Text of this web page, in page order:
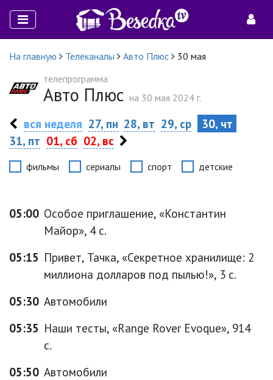
На главную Телеканалы Авто Плюс
30 мая
телепрограмма
Авто Плюс на 30 мая 2024 г.
вся неделя 27, пн 28, вт 29, ср
30, чт
31, пт 01, сб 02, вс
фильмы сериалы спорт детские
05:00 Особое приглашение, «Константин
Майор», 4 с.
05:15 Привет, Тачка, «Секретное хранилище: 2
миллиона долларов под пылью!», 3 с.
05:30 Автомобили
05:35 Наши тесты, «Range Rover Evoque», 914
с.
05:50 Автомобили